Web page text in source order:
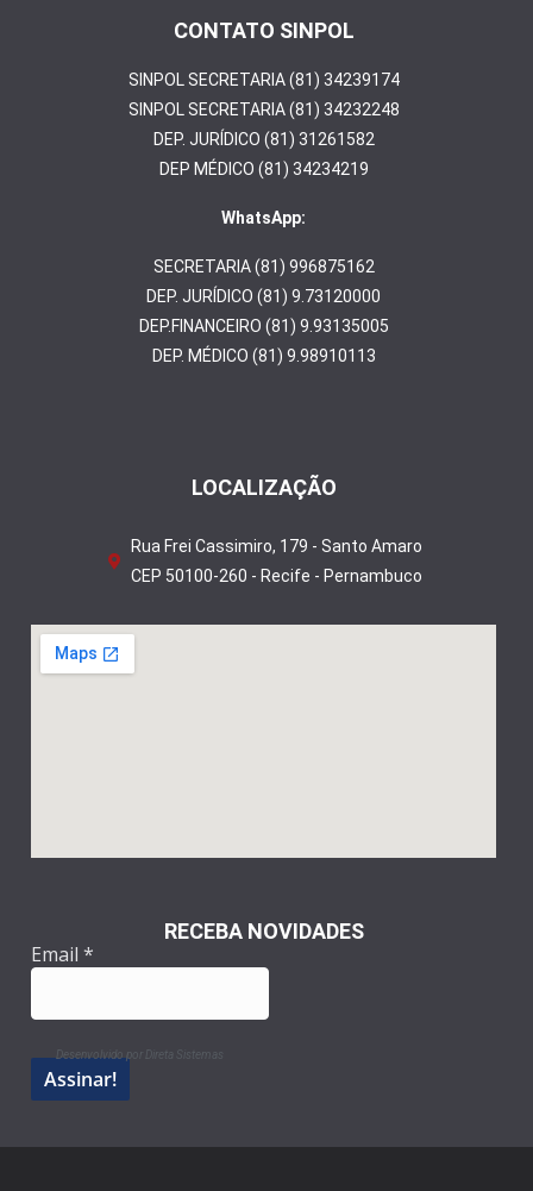
CONTATO SINPOL
SINPOL SECRETARIA (81) 34239174
SINPOL SECRETARIA (81) 34232248
DEP. JURÍDICO (81) 31261582
DEP MÉDICO (81) 34234219
WhatsApp:
SECRETARIA (81) 996875162
DEP. JURÍDICO (81) 9.73120000
DEP.FINANCEIRO (81) 9.93135005
DEP. MÉDICO (81) 9.98910113
LOCALIZAÇÃO
Rua Frei Cassimiro, 179 - Santo Amaro
CEP 50100-260 - Recife - Pernambuco
RECEBA NOVIDADES
Email *
Desenvolvido por Direta Sistemas